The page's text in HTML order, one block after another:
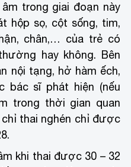
âm trong giai đoạn này
hộp sọ, cột sống, tim,
chân,… của trẻ có
hay không. Bên
nội tạng, hở hàm ếch,
sĩ phát hiện (nếu
trong thời gian quan
chỉ thai nghén chỉ được
khi thai được 30 – 32